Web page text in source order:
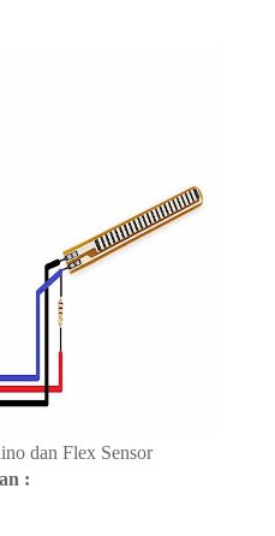
dan Flex Sensor
: